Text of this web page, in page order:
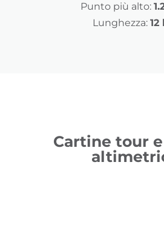
Punto più alto:
Lunghezza: 12
Cartine tour